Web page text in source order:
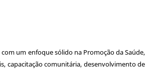
um enfoque sólido na Promoção da Saúde,
capacitação comunitária, desenvolvimento de